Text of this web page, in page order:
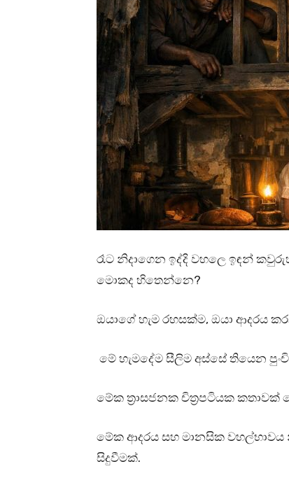
රෑට නිදාගෙන ඉද්දි වහලෙ ඉඳන්
මොකද හිතෙන්නෙ?
ඔයාගේ හැම රහසක්ම, ඔයා ආදරය
මේ හැමදේම සීලිම අස්සේ තියෙන
මේක ත්‍රාසජනක චිත්‍රපටියක කතාවක්
මේක ආදරය සහ මානසික වහල්භාවය
සිදුවීමක්.